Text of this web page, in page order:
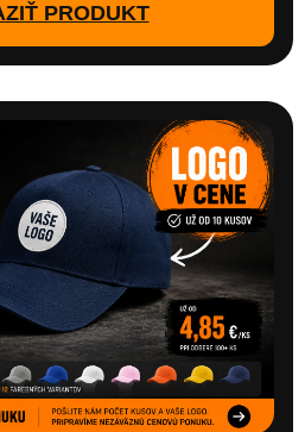
PRODUKT